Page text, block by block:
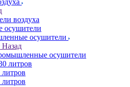
воздуха
осушители
осушители
Назад
осушители
литров
литров
литров